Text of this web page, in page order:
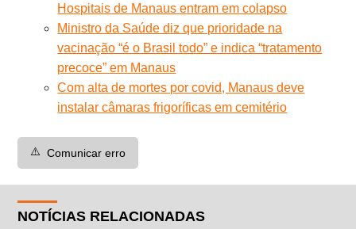
Hospitais de Manaus entram em colapso
Ministro da Saúde diz que prioridade na
vacinação “é o Brasil todo” e indica “tratamento
precoce” em Manaus
Com alta de mortes por covid, Manaus deve
instalar câmaras frigoríficas em cemitério
⚠️ Comunicar erro
NOTÍCIAS RELACIONADAS